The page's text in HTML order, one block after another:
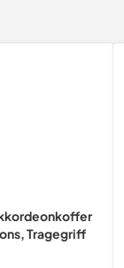
Tragegriff